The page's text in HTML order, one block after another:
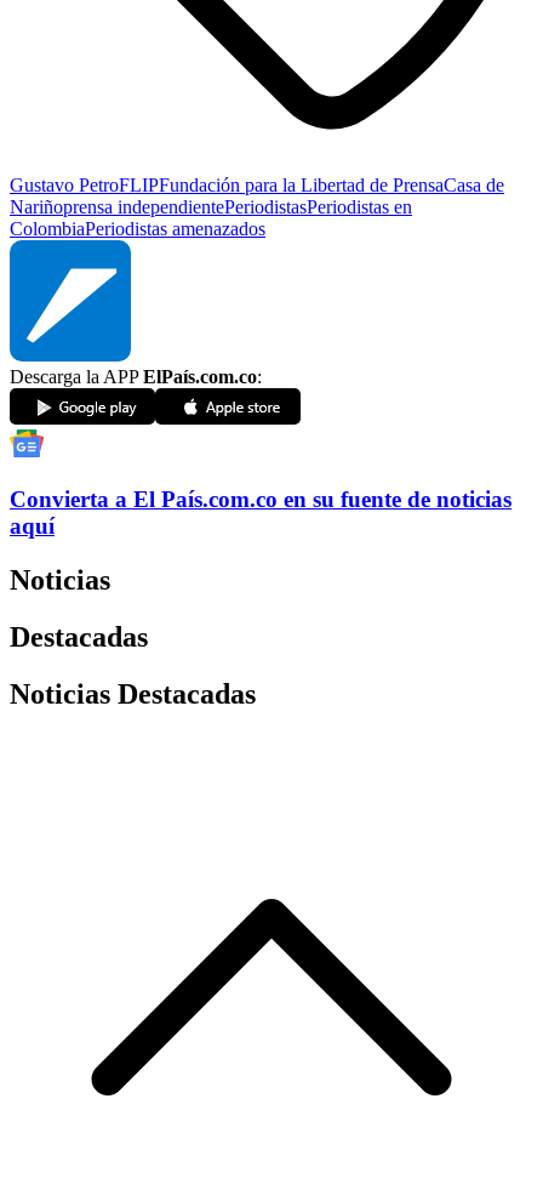
Gustavo PetroFLIPFundación para la Libertad de PrensaCasa de
Nariñoprensa independientePeriodistasPeriodistas en
ColombiaPeriodistas amenazados
Descarga la APPElPaís.com.co:
Convierta a El País.com.co en su fuente de noticias
aquí
Noticias
Destacadas
Noticias Destacadas